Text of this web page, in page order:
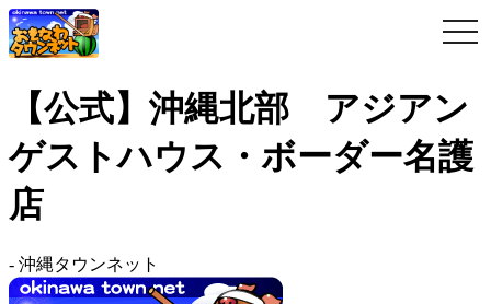
【公式】沖縄北部 アジアン
ゲストハウス・ボーダー名護
店
- 沖縄タウンネット